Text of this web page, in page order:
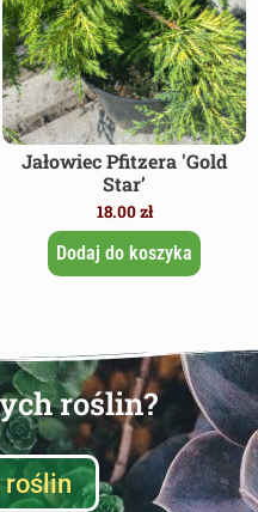
Jałowiec Pfitzera 'Gold
Star’
18.00zł
Dodaj do koszyka
roślin?
roślin